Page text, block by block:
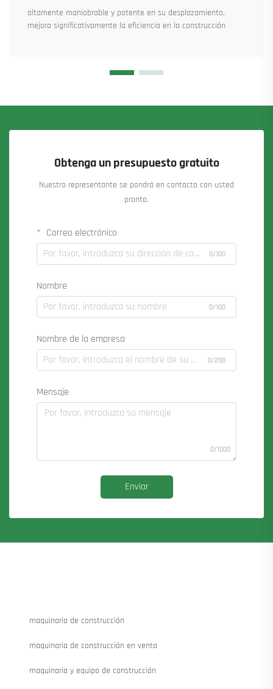
altamente maniobrable y potente en su desplazamiento,
mejora significativamente la eficiencia en la construcción
Obtenga un presupuesto gratuito
Nuestro representante se pondrá en contacto con usted
pronto.
Correo electrónico
0/100
Nombre
0/100
Nombre de la empresa
0/200
Mensaje
0/1000
Enviar
maquinaria de construcción
maquinaria de construcción en venta
maquinaria y equipo de construcción